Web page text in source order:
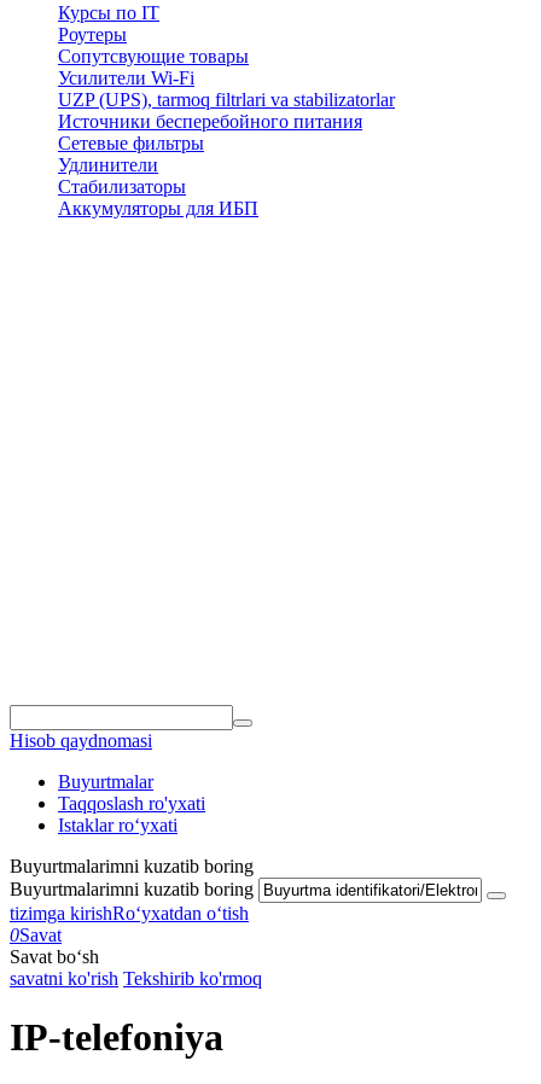
Курсы по IT
Роутеры
Сопутсвующие товары
Усилители Wi-Fi
UZP (UPS), tarmoq filtrlari va stabilizatorlar
Источники бесперебойного питания
Сетевые фильтры
Удлинители
Стабилизаторы
Аккумуляторы для ИБП
Hisob qaydnomasi
Buyurtmalar
Taqqoslash ro'yxati
Istaklar roʻyxati
Buyurtmalarimni kuzatib boring
Buyurtmalarimni kuzatib boring
tizimga kirishRoʻyxatdan oʻtish
0Savat
Savat bo‘sh
savatni ko'rish Tekshirib ko'rmoq
IP-telefoniya